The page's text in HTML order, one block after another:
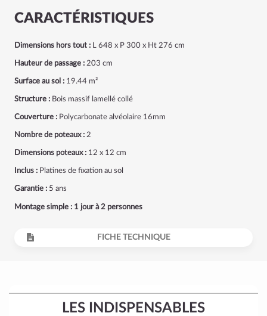
CARACTÉRISTIQUES
Dimensions hors tout : L 648 x P 300 x Ht 276 cm
Hauteur de passage : 203 cm
Surface au sol : 19.44 m²
Structure : Bois massif lamellé collé
Couverture : Polycarbonate alvéolaire 16mm
Nombre de poteaux : 2
Dimensions poteaux : 12 x 12 cm
Inclus : Platines de fixation au sol
Garantie : 5 ans
Montage simple : 1 jour à 2 personnes
FICHE TECHNIQUE
LES INDISPENSABLES